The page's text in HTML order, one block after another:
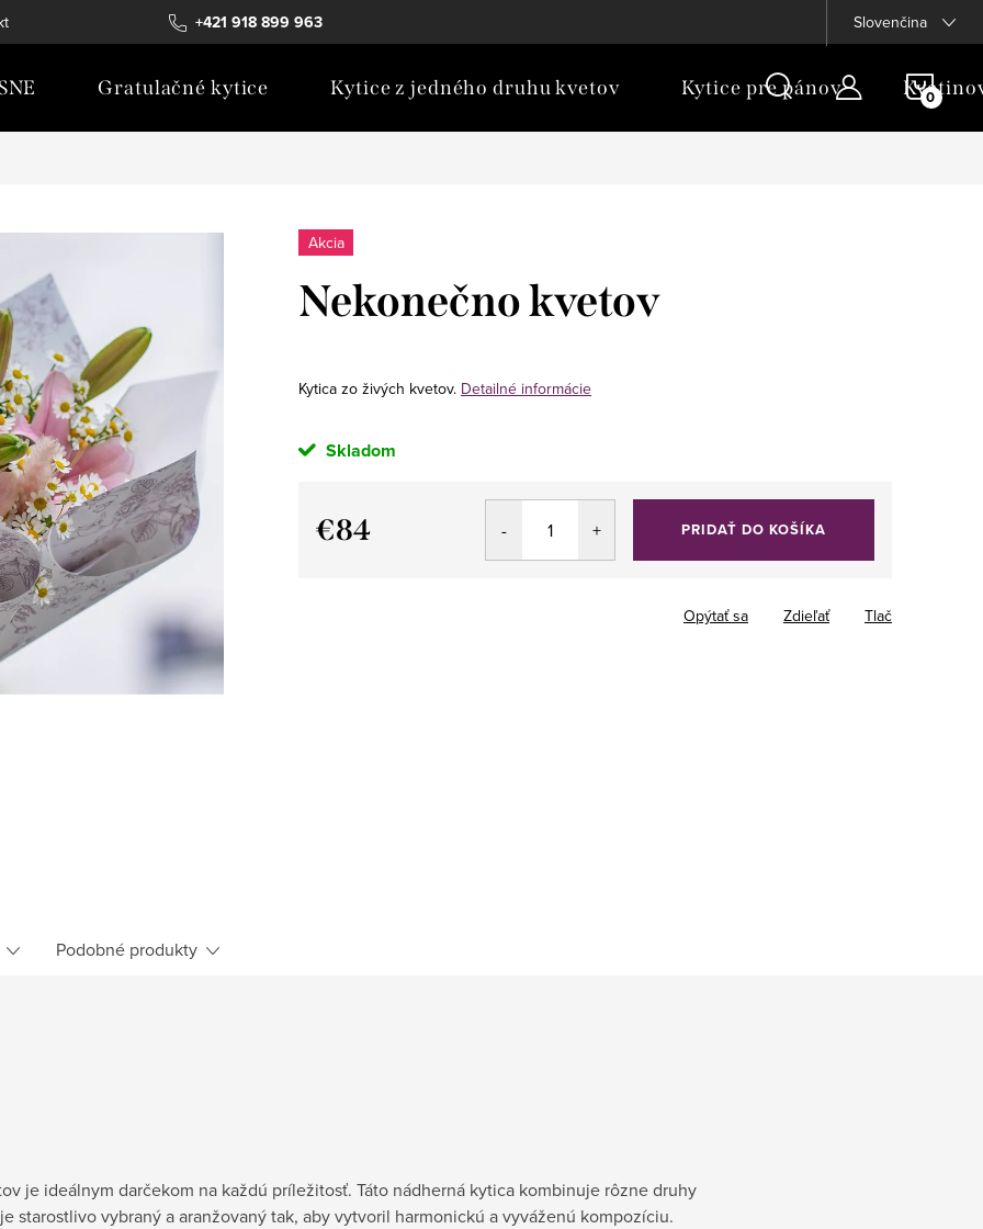
+421 918 899 963 Slovenčina
Gratulačné kytice Kytice z jedného druhu kvetov Kytice pre pánov
Akcia
Nekonečno kvetov
Kytica zo živých kvetov. Detailné informácie
Skladom
€84 PRIDAŤ DO KOŠÍKA
Tlač
Opýtať sa Zdieľať
Podobné produkty
je ideálnym darčekom na každú príležitosť. Táto nádherná kytica kombinuje rôzne druhy
starostlivo vybraný a aranžovaný tak, aby vytvoril harmonickú a vyváženú kompozíciu.